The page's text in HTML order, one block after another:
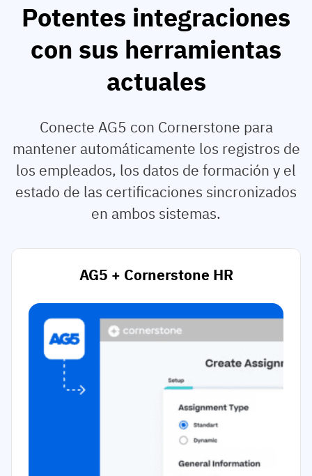
Potentes integraciones
con sus herramientas
actuales
Conecte AG5 con Cornerstone para
mantener automáticamente los registros de
los empleados, los datos de formación y el
estado de las certificaciones sincronizados
en ambos sistemas.
AG5 + Cornerstone HR